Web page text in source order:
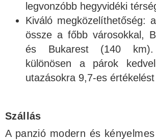
legvonzóbb hegyvidéki
Kiváló megközelíthetőség:
össze a főbb városokkal,
és Bukarest (140
különösen a párok
utazásokra 9,7-es
Szállás
A panzió modern és